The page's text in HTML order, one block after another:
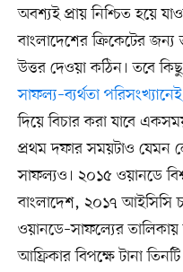
অবশ্যই প্রায় নিশ্চিত হয়ে
বাংলাদেশের ক্রিকেটের
উত্তর দেওয়া কঠিন। তবে
সাফল্য–ব্যর্থতা পরিসংখ্যানেই
দিয়ে বিচার করা যাবে
প্রথম দফার সময়টাও যেমন
সাফল্যও। ২০১৫ ওয়ানডে
বাংলাদেশ, ২০১৭ আইসিসি
ওয়ানডে–সাফল্যের
আফ্রিকার বিপক্ষে টানা